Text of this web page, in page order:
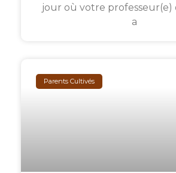
jour où votre professeur(e)
a
Parents Cultivés